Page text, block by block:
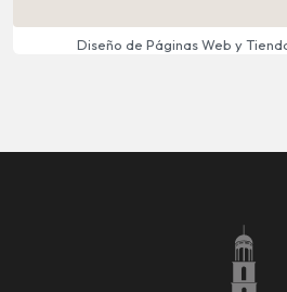
Diseño de Páginas Web y